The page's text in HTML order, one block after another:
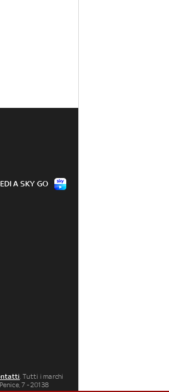
A SKY GO
. Tutti i marchi
7 - 20138